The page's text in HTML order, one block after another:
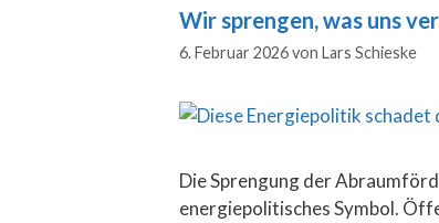
Wir sprengen, was uns
6. Februar 2026von Lars Schieske
Die Sprengung der
energiepolitisches Symbol.